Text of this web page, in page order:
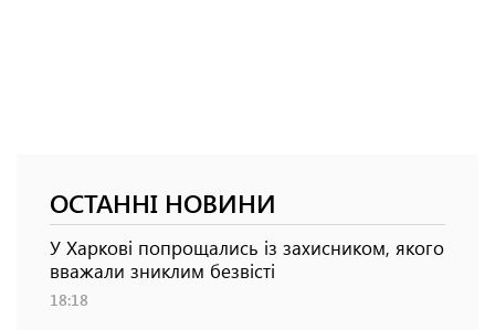
ОСТАННІ НОВИНИ
У Харкові попрощались із захисником, якого
вважали зниклим безвісті
18:18